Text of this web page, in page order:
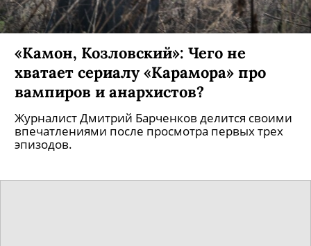
«Камон, Козловский»: Чего не
хватает сериалу «Карамора» про
вампиров и анархистов?
Журналист Дмитрий Барченков делится своими
впечатлениями после просмотра первых трех
эпизодов.